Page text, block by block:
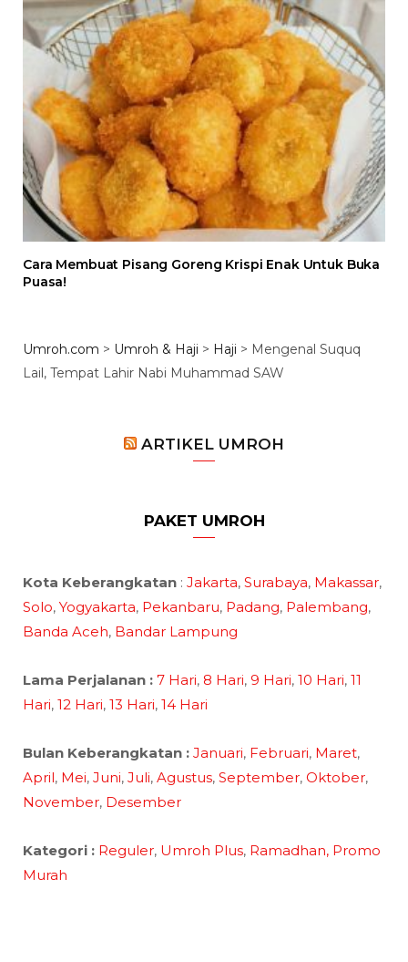
Cara Membuat Pisang Goreng Krispi Enak Untuk Buka
Puasa!
Umroh.com > Umroh & Haji > Haji > Mengenal Suquq
Lail, Tempat Lahir Nabi Muhammad SAW
ARTIKEL UMROH
PAKET UMROH
Kota Keberangkatan : Jakarta, Surabaya, Makassar,
Solo, Yogyakarta, Pekanbaru, Padang, Palembang,
Banda Aceh, Bandar Lampung
Lama Perjalanan : 7 Hari, 8 Hari, 9 Hari, 10 Hari, 11
Hari, 12 Hari, 13 Hari, 14 Hari
Bulan Keberangkatan : Januari, Februari, Maret,
April, Mei, Juni, Juli, Agustus, September, Oktober,
November, Desember
Kategori : Reguler, Umroh Plus, Ramadhan, Promo
Murah